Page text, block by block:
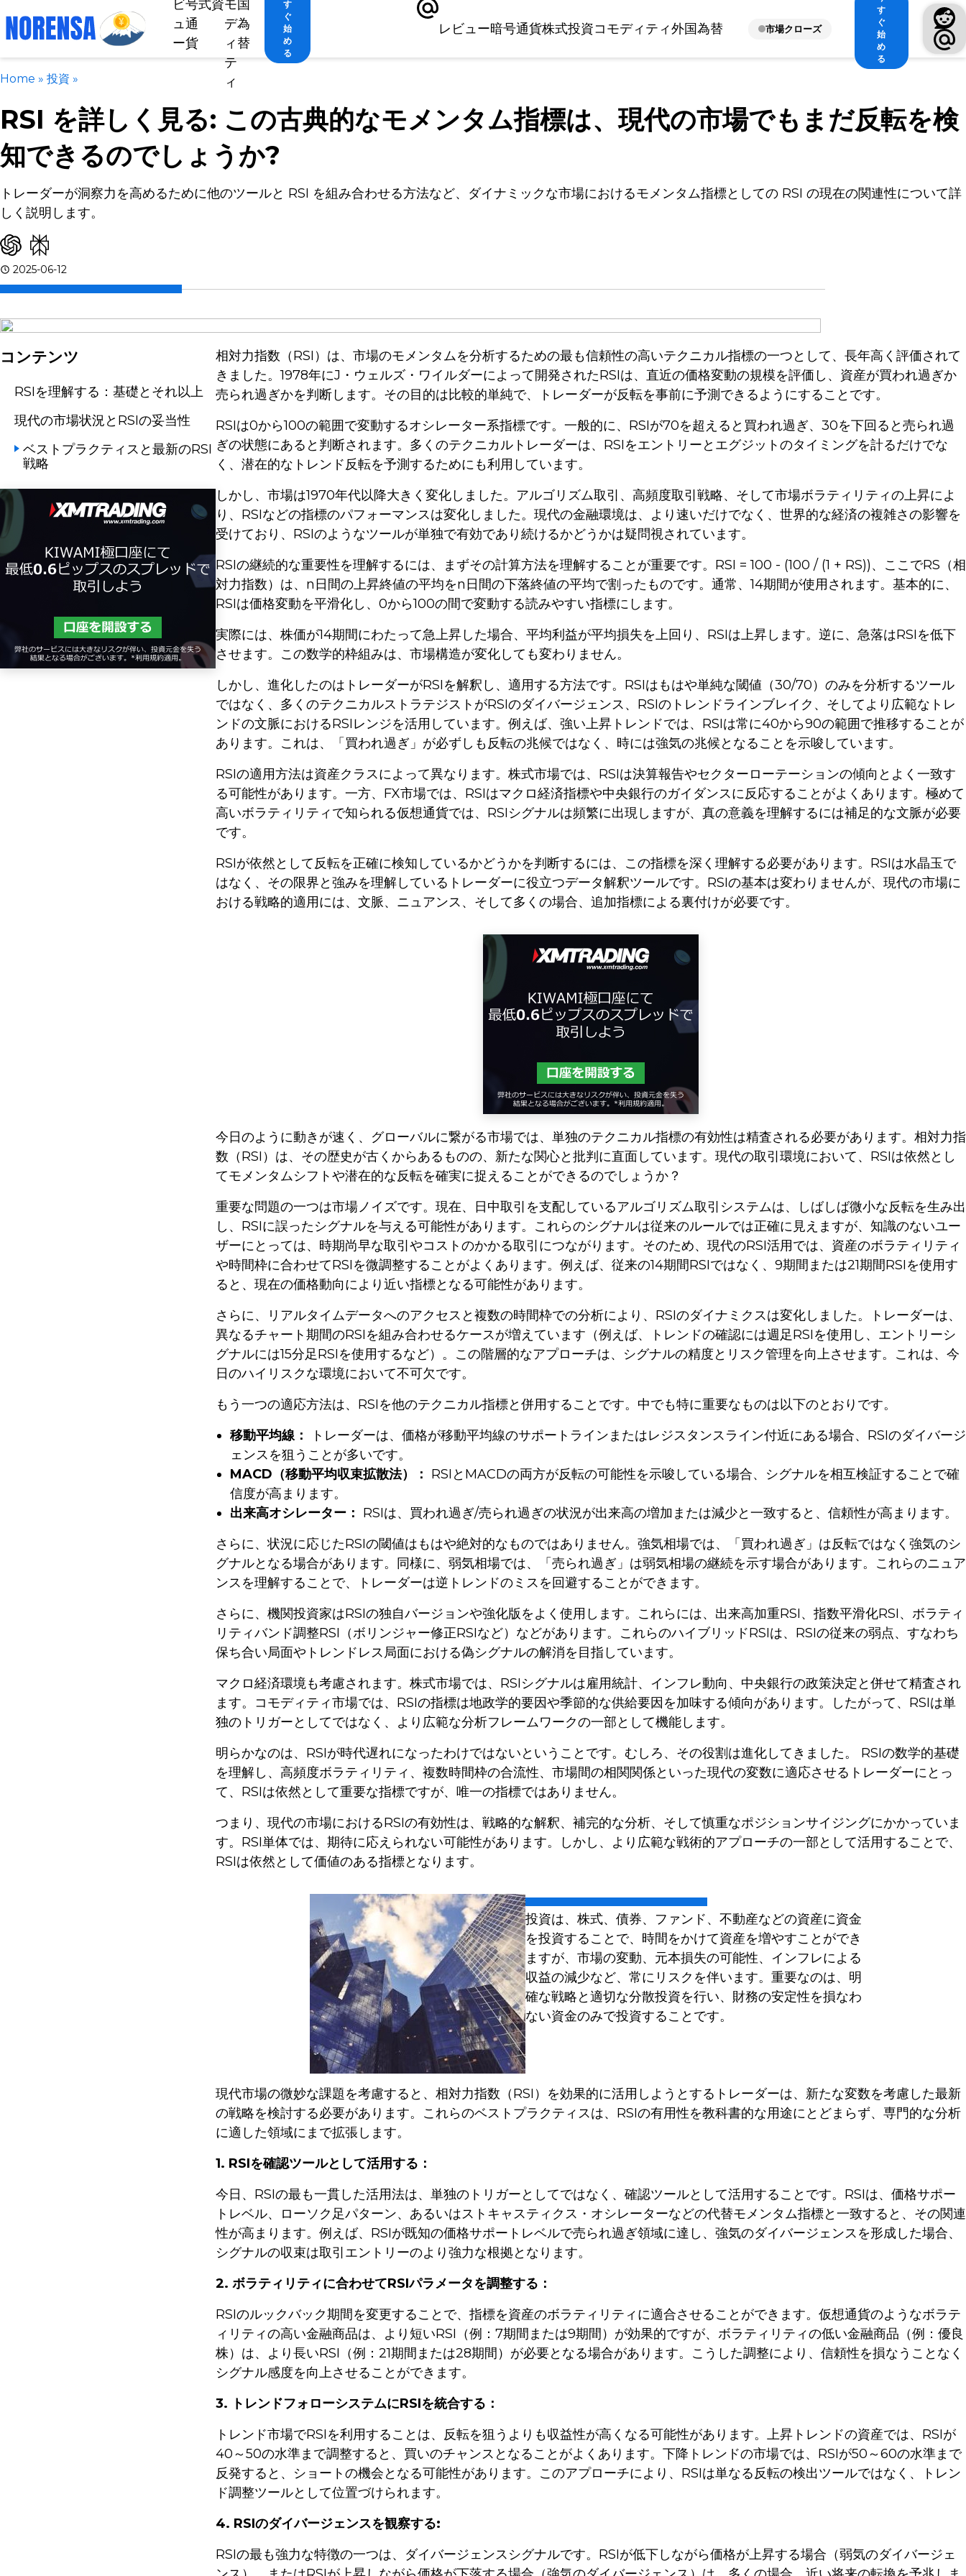
ビ
ュ
ー
号
通
貨
式資モ
デ
ィ
テ
ィ
国
為
替
す
ぐ
始
め
る
レビュー暗号通貨株式投資コモディティ外国為替 市場クローズ
す
ぐ
始
め
る
Home » 投資 »
RSI を詳しく見る: この古典的なモメンタム指標は、現代の市場でもまだ反転を検
知できるのでしょうか?
トレーダーが洞察力を高めるために他のツールと RSI を組み合わせる方法など、ダイナミックな市場におけるモメンタム指標としての RSI の現在の関連性について詳
しく説明します。
2025-06-12
コンテンツ
RSIを理解する：基礎とそれ以上
現代の市場状況とRSIの妥当性
ベストプラクティスと最新のRSI
戦略
相対力指数（RSI）は、市場のモメンタムを分析するための最も信頼性の高いテクニカル指標の一つとして、長年高く評価されて
きました。1978年にJ・ウェルズ・ワイルダーによって開発されたRSIは、直近の価格変動の規模を評価し、資産が買われ過ぎか
売られ過ぎかを判断します。その目的は比較的単純で、トレーダーが反転を事前に予測できるようにすることです。
RSIは0から100の範囲で変動するオシレーター系指標です。一般的に、RSIが70を超えると買われ過ぎ、30を下回ると売られ過
ぎの状態にあると判断されます。多くのテクニカルトレーダーは、RSIをエントリーとエグジットのタイミングを計るだけでな
く、潜在的なトレンド反転を予測するためにも利用しています。
しかし、市場は1970年代以降大きく変化しました。アルゴリズム取引、高頻度取引戦略、そして市場ボラティリティの上昇によ
り、RSIなどの指標のパフォーマンスは変化しました。現代の金融環境は、より速いだけでなく、世界的な経済の複雑さの影響を
受けており、RSIのようなツールが単独で有効であり続けるかどうかは疑問視されています。
RSIの継続的な重要性を理解するには、まずその計算方法を理解することが重要です。RSI = 100 - (100 / (1 + RS))、ここでRS（相
対力指数）は、n日間の上昇終値の平均をn日間の下落終値の平均で割ったものです。通常、14期間が使用されます。基本的に、
RSIは価格変動を平滑化し、0から100の間で変動する読みやすい指標にします。
実際には、株価が14期間にわたって急上昇した場合、平均利益が平均損失を上回り、RSIは上昇します。逆に、急落はRSIを低下
させます。この数学的枠組みは、市場構造が変化しても変わりません。
しかし、進化したのはトレーダーがRSIを解釈し、適用する方法です。RSIはもはや単純な閾値（30/70）のみを分析するツール
ではなく、多くのテクニカルストラテジストがRSIのダイバージェンス、RSIのトレンドラインブレイク、そしてより広範なトレ
ンドの文脈におけるRSIレンジを活用しています。例えば、強い上昇トレンドでは、RSIは常に40から90の範囲で推移することが
あります。これは、「買われ過ぎ」が必ずしも反転の兆候ではなく、時には強気の兆候となることを示唆しています。
RSIの適用方法は資産クラスによって異なります。株式市場では、RSIは決算報告やセクターローテーションの傾向とよく一致す
る可能性があります。一方、FX市場では、RSIはマクロ経済指標や中央銀行のガイダンスに反応することがよくあります。極めて
高いボラティリティで知られる仮想通貨では、RSIシグナルは頻繁に出現しますが、真の意義を理解するには補足的な文脈が必要
です。
RSIが依然として反転を正確に検知しているかどうかを判断するには、この指標を深く理解する必要があります。RSIは水晶玉で
はなく、その限界と強みを理解しているトレーダーに役立つデータ解釈ツールです。RSIの基本は変わりませんが、現代の市場に
おける戦略的適用には、文脈、ニュアンス、そして多くの場合、追加指標による裏付けが必要です。
今日のように動きが速く、グローバルに繋がる市場では、単独のテクニカル指標の有効性は精査される必要があります。相対力指
数（RSI）は、その歴史が古くからあるものの、新たな関心と批判に直面しています。現代の取引環境において、RSIは依然とし
てモメンタムシフトや潜在的な反転を確実に捉えることができるのでしょうか？
重要な問題の一つは市場ノイズです。現在、日中取引を支配しているアルゴリズム取引システムは、しばしば微小な反転を生み出
し、RSIに誤ったシグナルを与える可能性があります。これらのシグナルは従来のルールでは正確に見えますが、知識のないユー
ザーにとっては、時期尚早な取引やコストのかかる取引につながります。そのため、現代のRSI活用では、資産のボラティリティ
や時間枠に合わせてRSIを微調整することがよくあります。例えば、従来の14期間RSIではなく、9期間または21期間RSIを使用す
ると、現在の価格動向により近い指標となる可能性があります。
さらに、リアルタイムデータへのアクセスと複数の時間枠での分析により、RSIのダイナミクスは変化しました。トレーダーは、
異なるチャート期間のRSIを組み合わせるケースが増えています（例えば、トレンドの確認には週足RSIを使用し、エントリーシ
グナルには15分足RSIを使用するなど）。この階層的なアプローチは、シグナルの精度とリスク管理を向上させます。これは、今
日のハイリスクな環境において不可欠です。
もう一つの適応方法は、RSIを他のテクニカル指標と併用することです。中でも特に重要なものは以下のとおりです。
移動平均線：
トレーダーは、価格が移動平均線のサポートラインまたはレジスタンスライン付近にある場合、RSIのダイバージ
ェンスを狙うことが多いです。
MACD（移動平均収束拡散法）： RSIとMACDの両方が反転の可能性を示唆している場合、シグナルを相互検証することで確
信度が高まります。
出来高オシレーター： RSIは、買われ過ぎ/売られ過ぎの状況が出来高の増加または減少と一致すると、信頼性が高まります。
さらに、状況に応じたRSIの閾値はもはや絶対的なものではありません。強気相場では、「買われ過ぎ」は反転ではなく強気のシ
グナルとなる場合があります。同様に、弱気相場では、「売られ過ぎ」は弱気相場の継続を示す場合があります。これらのニュア
ンスを理解することで、トレーダーは逆トレンドのミスを回避することができます。
さらに、機関投資家はRSIの独自バージョンや強化版をよく使用します。これらには、出来高加重RSI、指数平滑化RSI、ボラティ
リティバンド調整RSI（ボリンジャー修正RSIなど）などがあります。これらのハイブリッドRSIは、RSIの従来の弱点、すなわち
保ち合い局面やトレンドレス局面における偽シグナルの解消を目指しています。
マクロ経済環境も考慮されます。株式市場では、RSIシグナルは雇用統計、インフレ動向、中央銀行の政策決定と併せて精査され
ます。コモディティ市場では、RSIの指標は地政学的要因や季節的な供給要因を加味する傾向があります。したがって、RSIは単
独のトリガーとしてではなく、より広範な分析フレームワークの一部として機能します。
明らかなのは、RSIが時代遅れになったわけではないということです。むしろ、その役割は進化してきました。 RSIの数学的基礎
を理解し、高頻度ボラティリティ、複数時間枠の合流性、市場間の相関関係といった現代の変数に適応させるトレーダーにとっ
て、RSIは依然として重要な指標ですが、唯一の指標ではありません。
つまり、現代の市場におけるRSIの有効性は、戦略的な解釈、補完的な分析、そして慎重なポジションサイジングにかかっていま
す。RSI単体では、期待に応えられない可能性があります。しかし、より広範な戦術的アプローチの一部として活用することで、
RSIは依然として価値のある指標となります。
投資は、株式、債券、ファンド、不動産などの資産に資金
を投資することで、時間をかけて資産を増やすことができ
ますが、市場の変動、元本損失の可能性、インフレによる
収益の減少など、常にリスクを伴います。重要なのは、明
確な戦略と適切な分散投資を行い、財務の安定性を損なわ
ない資金のみで投資することです。
現代市場の微妙な課題を考慮すると、相対力指数（RSI）を効果的に活用しようとするトレーダーは、新たな変数を考慮した最新
の戦略を検討する必要があります。これらのベストプラクティスは、RSIの有用性を教科書的な用途にとどまらず、専門的な分析
に適した領域にまで拡張します。
1. RSIを確認ツールとして活用する：
今日、RSIの最も一貫した活用法は、単独のトリガーとしてではなく、確認ツールとして活用することです。RSIは、価格サポー
トレベル、ローソク足パターン、あるいはストキャスティクス・オシレーターなどの代替モメンタム指標と一致すると、その関連
性が高まります。例えば、RSIが既知の価格サポートレベルで売られ過ぎ領域に達し、強気のダイバージェンスを形成した場合、
シグナルの収束は取引エントリーのより強力な根拠となります。
2. ボラティリティに合わせてRSIパラメータを調整する：
RSIのルックバック期間を変更することで、指標を資産のボラティリティに適合させることができます。仮想通貨のようなボラテ
ィリティの高い金融商品は、より短いRSI（例：7期間または9期間）が効果的ですが、ボラティリティの低い金融商品（例：優良
株）は、より長いRSI（例：21期間または28期間）が必要となる場合があります。こうした調整により、信頼性を損なうことなく
シグナル感度を向上させることができます。
3. トレンドフォローシステムにRSIを統合する：
トレンド市場でRSIを利用することは、反転を狙うよりも収益性が高くなる可能性があります。上昇トレンドの資産では、RSIが
40～50の水準まで調整すると、買いのチャンスとなることがよくあります。下降トレンドの市場では、RSIが50～60の水準まで
反発すると、ショートの機会となる可能性があります。このアプローチにより、RSIは単なる反転の検出ツールではなく、トレン
ド調整ツールとして位置づけられます。
4. RSIのダイバージェンスを観察する:
RSIの最も強力な特徴の一つは、ダイバージェンスシグナルです。RSIが低下しながら価格が上昇する場合（弱気のダイバージェ